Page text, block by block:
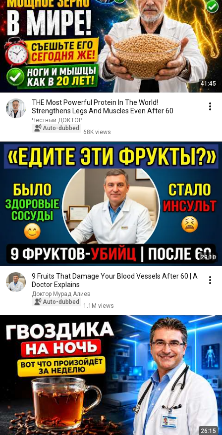
41:45
THE Most Powerful Protein In The World!
Strengthens Legs And Muscles Even After 60
Честный ДОКТОР
Auto-dubbed
68K views
29:10
9 Fruits That Damage Your Blood Vessels After 60 | A
Doctor Explains
Доктор Мурад Алиев
Auto-dubbed
1.1M views
26:15